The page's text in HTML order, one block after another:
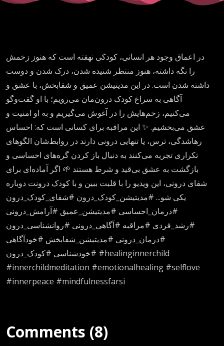
در اعماق وجود هر انسانی، کودکی نهفته است که هنوز زخمش
را نگه داشته، هنوز منتظر شنیده شدن، درک شدن و دوست
داشته شدن است. در این مدیتیشن عمیق و شفابخش، با عشق و
آگاهی به سراغ کودک درون‌مان می‌رویم؛ با او گفت‌وگو
می‌کنیم، زخم‌هایش را در آغوش می‌گیریم و به او امنیت و
عشق می‌بخشیم. ✨ این مراقبه برای کسانی است که: احساس
رهاشدگی، ترس، یا تنهایی درونی دارند در روابط‌شان الگوهای
تکراری تجربه می‌کنند به دنبال باز کردن گره‌های احساسی و
بازگشت به عشق بی‌قید و شرط هستند 🌱 اگر آماده‌ای برای
شفای درونی، این ویدیو را با قلبت ببین و با کودک درونت دوباره
یکی شو... #مدیتیشن_کودک_درون #شفای_کودک_درون
#درمان_احساسی #مدیتیشن_عمیق #آرامش_درونی
#رشد_فردی #مراقبه #آگاهی_درونی #روانشناسی_درون
#درمان_درونی #مدیتیشن_شفابخش #خودآگاهی
#خودشناسی #کودک_درون #healinginnerchild
#innerchildmeditation #emotionalhealing #selflove
#innerpeace #mindfulnessfarsi
Comments (8)